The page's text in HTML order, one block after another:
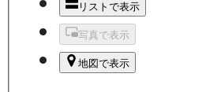
リストで表示
写真で表示
地図で表示